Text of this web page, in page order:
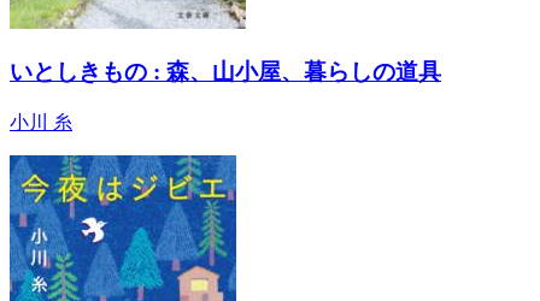
いとしきもの : 森、山小屋、暮らしの道具
小川 糸